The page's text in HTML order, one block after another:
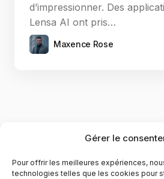
Gérer le
Pour offrir les meilleures expériences,
technologies telles que les cookies pour
d’impressionner. Des
Lensa AI ont pris…
Maxence Rose